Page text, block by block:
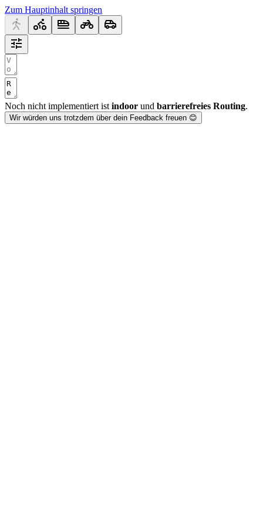
Zum Hauptinhalt springen
Noch nicht implementiert ist indoor und barrierefreies Routing.
Wir würden uns trotzdem über dein Feedback freuen 😊